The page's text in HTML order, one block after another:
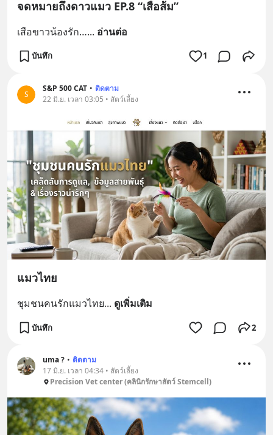
จดหมายถึงดาวแมว EP.8 “เสือส้ม”
เสือขาวน้องรัก…... อ่านต่อ
บันทึก 1
S
S&P 500 CAT • ติดตาม
22 มิ.ย. เวลา 03:05 • สัตว์เลี้ยง
แมวไทย
ชุมชนคนรักแมวไทย... ดูเพิ่มเติม
บันทึก 2
uma ? • ติดตาม
17 มิ.ย. เวลา 04:34 • สัตว์เลี้ยง
Precision Vet center (คลินิกรักษาสัตว์ Stemcell)